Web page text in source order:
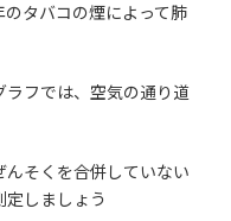
タバコの煙によって肺
フでは、空気の通り道
そくを合併していない
しましょう